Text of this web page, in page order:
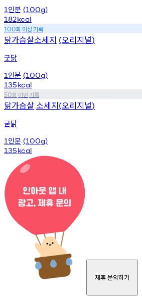
1 인분 (100g)
182kcal
100회 이상기록
닭가슴살소세지 (오리지널)
굿닭
1 인분 (100g)
135kcal
50회 미만기록
닭가슴살 소세지(오리지널)
굳닭
1 인분 (100g)
135kcal
제휴 문의하기